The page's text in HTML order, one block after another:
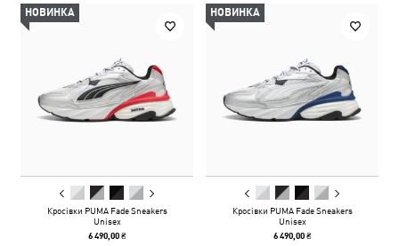
НОВИНКА
Кросівки PUMA Fade Sneakers
Unisex
6 490,00 ₴
НОВИНКА
Кросівки PUMA Fade Sneakers
Unisex
6 490,00 ₴